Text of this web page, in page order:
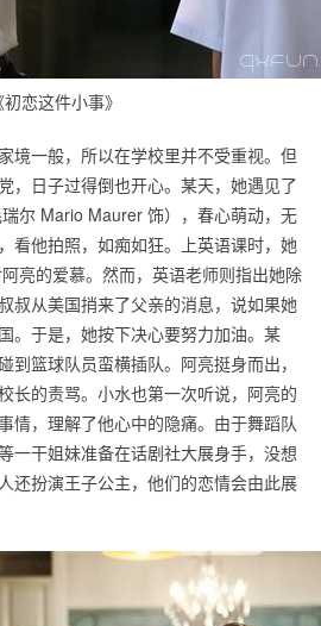
初恋这件小事》
境一般，所以在学校里并不受重视。但
，日子过得倒也开心。某天，她遇见了
尔 Mario Maurer 饰），春心萌动，无
看他拍照，如痴如狂。上英语课时，她
亮的爱慕。然而，英语老师则指出她除
叔从美国捎来了父亲的消息，说如果她
。于是，她按下决心要努力加油。某
到篮球队员蛮横插队。阿亮挺身而出，
长的责骂。小水也第一次听说，阿亮的
情，理解了他心中的隐痛。由于舞蹈队
一干姐妹准备在话剧社大展身手，没想
还扮演王子公主，他们的恋情会由此展